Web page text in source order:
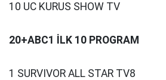
10 UC KURUS SHOW TV
20+ABC1 İLK 10 PROGRAM
1 SURVIVOR ALL STAR TV8